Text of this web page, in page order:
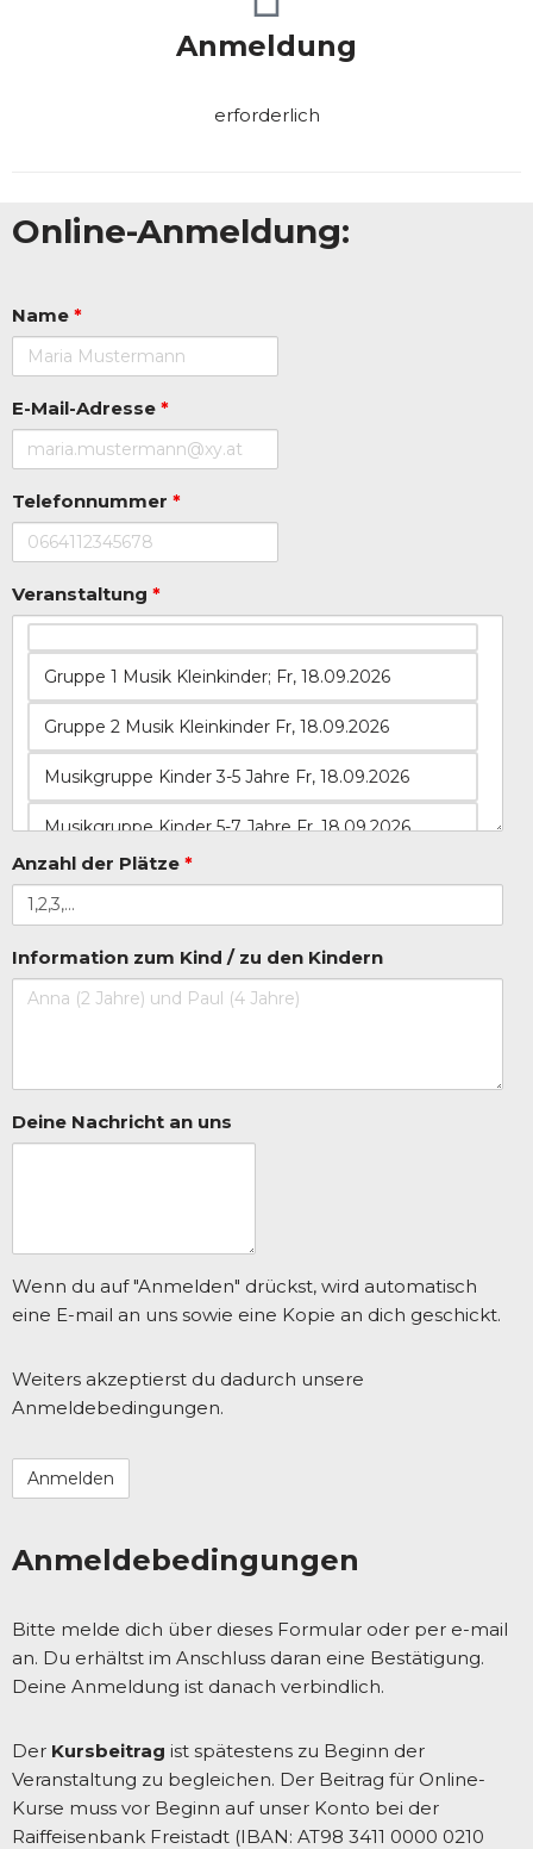
Anmeldung
erforderlich
Online-Anmeldung:
Name *
E-Mail-Adresse *
Telefonnummer *
Veranstaltung *
Anzahl der Plätze *
Information zum Kind / zu den Kindern
Deine Nachricht an uns
Wenn du auf "Anmelden" drückst, wird automatisch
eine E-mail an uns sowie eine Kopie an dich geschickt.
Weiters akzeptierst du dadurch unsere
Anmeldebedingungen.
Anmeldebedingungen
Bitte melde dich über dieses Formular oder per e-mail
an. Du erhältst im Anschluss daran eine Bestätigung.
Deine Anmeldung ist danach verbindlich.
Der Kursbeitrag ist spätestens zu Beginn der
Veranstaltung zu begleichen. Der Beitrag für Online-
Kurse muss vor Beginn auf unser Konto bei der
Raiffeisenbank Freistadt (IBAN: AT98 3411 0000 0210